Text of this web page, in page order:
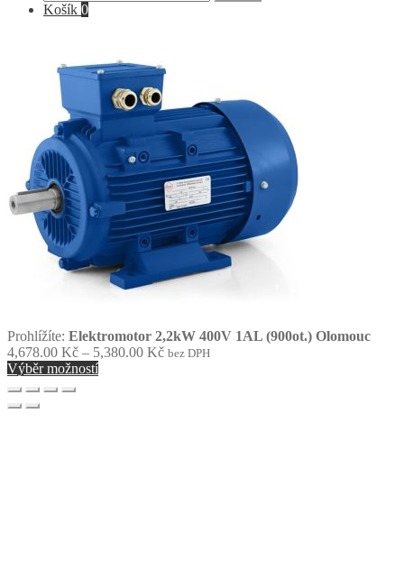
Košík 0
Prohlížíte: Elektromotor 2,2kW 400V 1AL (900ot.) Olomouc
4,678.00 Kč – 5,380.00 KčRozpětí
bez DPH
Výběr možností